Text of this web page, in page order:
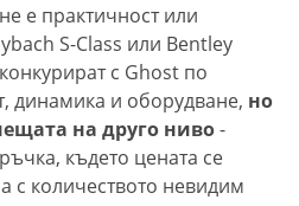
е практичност или
S-Class или Bentley
с Ghost по
динамика и оборудване, но
на друго ниво-
където цената се
с количеството невидим